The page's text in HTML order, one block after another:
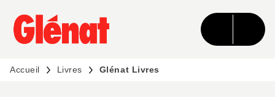
MENU RECHERCHE CONTENU
PIED DE PAGE
Accueil Livres Glénat Livres